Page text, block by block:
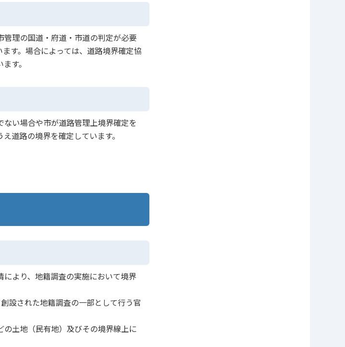
理の国道・府道・市道の判定が必要
す。場合によっては、道路境界確定協
す。
い場合や市が道路管理上境界確定を
道路の境界を確定しています。
より、地籍調査の実施において境界
設された地籍調査の一部として行う官
土地（民有地）及びその境界線上に